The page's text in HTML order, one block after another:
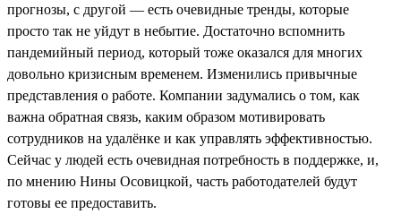
прогнозы, с другой — есть очевидные тренды, которые
просто так не уйдут в небытие. Достаточно вспомнить
пандемийный период, который тоже оказался для многих
довольно кризисным временем. Изменились привычные
представления о работе. Компании задумались о том, как
важна обратная связь, каким образом мотивировать
сотрудников на удалёнке и как управлять эффективностью.
Сейчас у людей есть очевидная потребность в поддержке, и,
по мнению Нины Осовицкой, часть работодателей будут
готовы ее предоставить.